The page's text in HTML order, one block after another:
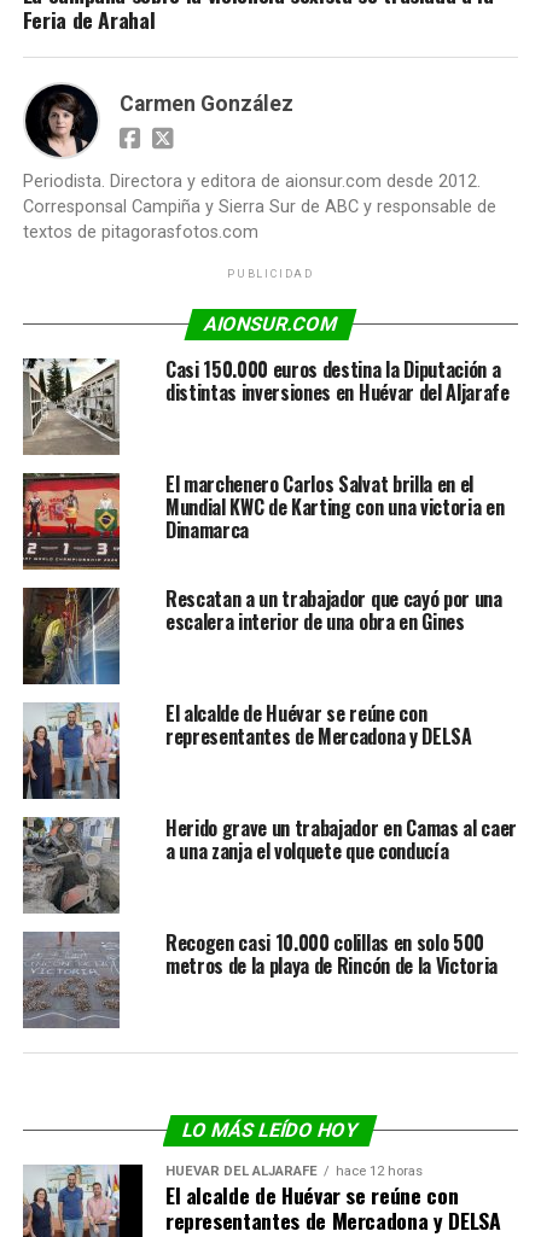
Feria de Arahal
Carmen González
Periodista. Directora y editora de aionsur.com desde 2012.
Corresponsal Campiña y Sierra Sur de ABC y responsable de
textos de pitagorasfotos.com
PUBLICIDAD
AIONSUR.COM
Casi 150.000 euros destina la Diputación a
distintas inversiones en Huévar del Aljarafe
El marchenero Carlos Salvat brilla en el
Mundial KWC de Karting con una victoria en
Dinamarca
Rescatan a un trabajador que cayó por una
escalera interior de una obra en Gines
El alcalde de Huévar se reúne con
representantes de Mercadona y DELSA
Herido grave un trabajador en Camas al caer
a una zanja el volquete que conducía
Recogen casi 10.000 colillas en solo 500
metros de la playa de Rincón de la Victoria
LO MÁS LEÍDO HOY
HUÉVAR DEL ALJARAFE hace 12 horas
El alcalde de Huévar se reúne con
representantes de Mercadona y DELSA